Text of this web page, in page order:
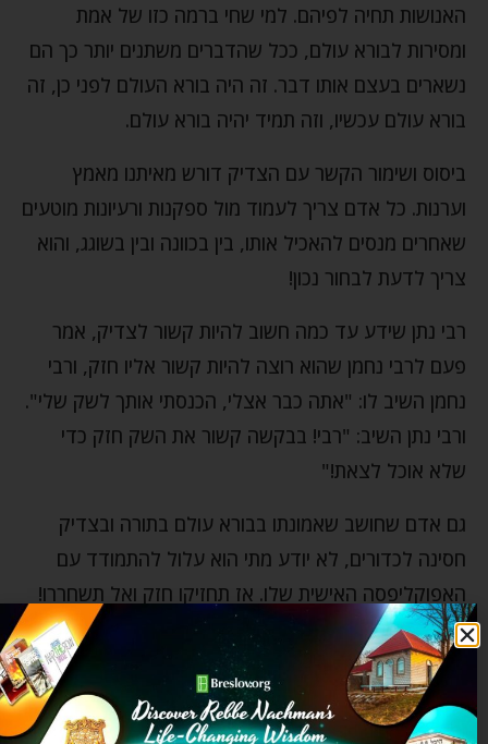
האנושות תחיה לפיהם. למי שחי ברמה כזו של אמת
ומסירות לבורא עולם, ככל שהדברים משתנים יותר כך הם
נשארים בעצם אותו דבר. זה היה בורא העולם לפני כן, זה
בורא עולם עכשיו, וזה תמיד יהיה בורא עולם.
ביסוס ושימור הקשר עם הצדיק דורש מאיתנו מאמץ
וערנות. כל אדם צריך לעמוד מול ספקנות ורעיונות מוטעים
שאחרים מנסים להאכיל אותו, בין בכוונה ובין בשוגג, והוא
צריך לדעת לבחור נכון!
רבי נתן שידע עד כמה חשוב להיות קשור לצדיק, אמר
פעם לרבי נחמן שהוא רוצה להיות קשור אליו חזק, ורבי
נחמן השיב לו: "אתה כבר אצלי, הכנסתי אותך לשק שלי".
ורבי נתן השיב: "רבי! בבקשה קשור את השק חזק כדי
שלא אוכל לצאת!"
גם אדם שחושב שאמונתו בבורא עולם בתורה ובצדיק
חסינה לכדורים, לא יודע מתי הוא עלול להתמודד עם
האפוקליפסה האישית שלו. אז תחזיקו חזק ואל תשחררו!
אתם מוזמנים ליהנות מההשקפה והחכמה העמוקה
והמיוחדת שיש ביהדות
בקישור הזה!